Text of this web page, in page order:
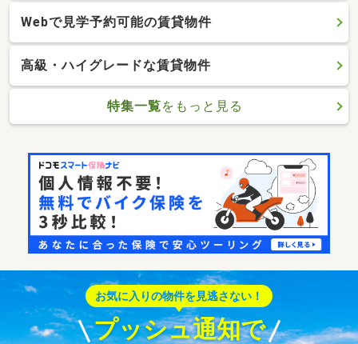
Webで見学予約可能の賃貸物件
高級・ハイグレードな賃貸物件
特集一覧をもっと見る
お気に入りの物件を見逃さない！
プッシュ通知で